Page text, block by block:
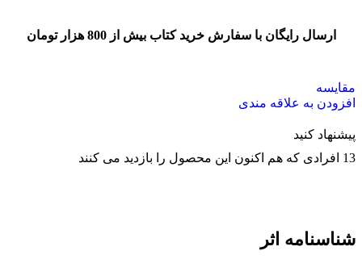
ارسال رایگان با سفارش خرید کتاب بیش از 800 هزار تومان
مقایسه
افزودن به علاقه مندی
پیشنهاد کنید
13 افرادی که هم اکنون این محصول را بازدید می کنند
شناسنامه اثر